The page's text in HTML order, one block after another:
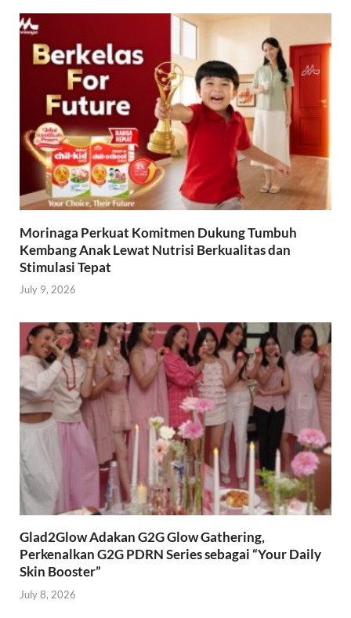
Morinaga Perkuat Komitmen Dukung Tumbuh
Kembang Anak Lewat Nutrisi Berkualitas dan
Stimulasi Tepat
July 9, 2026
Glad2Glow Adakan G2G Glow Gathering,
Perkenalkan G2G PDRN Series sebagai “Your Daily
Skin Booster”
July 8, 2026